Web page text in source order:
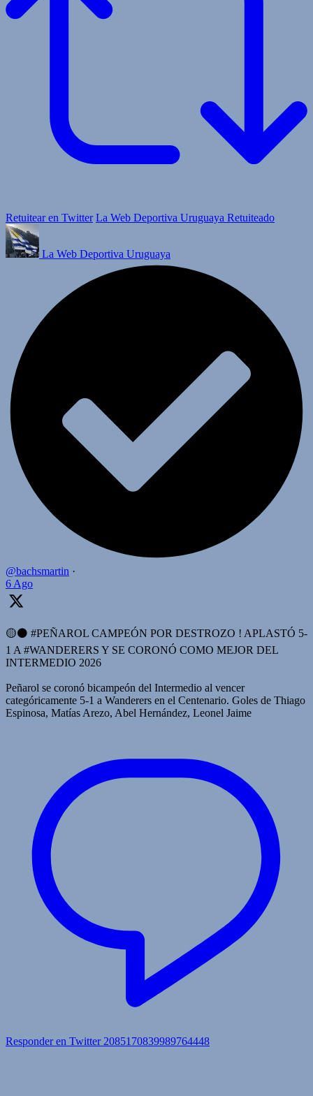
Retuitear en Twitter La Web Deportiva Uruguaya Retuiteado
La Web Deportiva Uruguaya
@bachsmartin ·
6 Ago
🟡⚫️ #PEÑAROL CAMPEÓN POR DESTROZO ! APLASTÓ 5-
1 A #WANDERERS Y SE CORONÓ COMO MEJOR DEL
INTERMEDIO 2026
Peñarol se coronó bicampeón del Intermedio al vencer
categóricamente 5-1 a Wanderers en el Centenario. Goles de Thiago
Espinosa, Matías Arezo, Abel Hernández, Leonel Jaime
Responder en Twitter 2085170839989764448